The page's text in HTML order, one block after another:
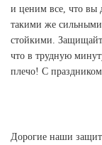
и ценим все, что вы
такими же
стойкими.
что в трудную
плечо! С
Дорогие наши